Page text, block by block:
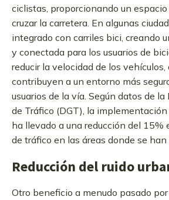
ciclistas, proporcionando un espacio
cruzar la carretera. En algunas
integrado con carriles bici, creando
y conectada para los usuarios de
reducir la velocidad de los
contribuyen a un entorno más
usuarios de la vía. Según datos de
de Tráfico (DGT), la
ha llevado a una reducción del 15%
de tráfico en las áreas donde se han
Reducción del ruido
Otro beneficio a menudo pasado